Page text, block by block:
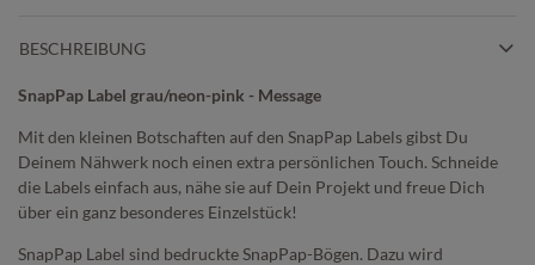
BESCHREIBUNG
SnapPap Label grau/neon-pink - Message
Mit den kleinen Botschaften auf den SnapPap Labels gibst Du
Deinem Nähwerk noch einen extra persönlichen Touch. Schneide
die Labels einfach aus, nähe sie auf Dein Projekt und freue Dich
über ein ganz besonderes Einzelstück!
SnapPap Label sind bedruckte SnapPap-Bögen. Dazu wird